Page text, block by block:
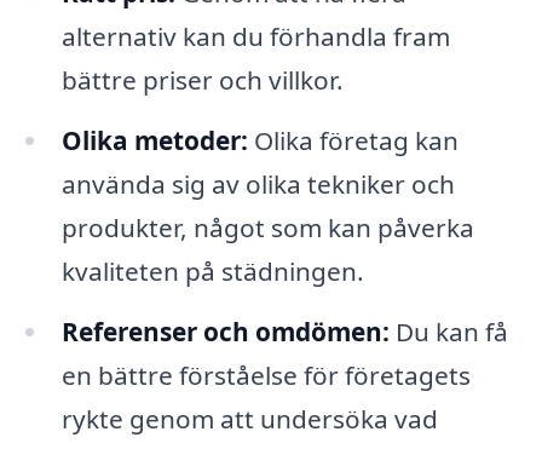
alternativ kan du förhandla fram
bättre priser och villkor.
Olika metoder: Olika företag kan
använda sig av olika tekniker och
produkter, något som kan påverka
kvaliteten på städningen.
Referenser och omdömen: Du kan få
en bättre förståelse för företagets
rykte genom att undersöka vad